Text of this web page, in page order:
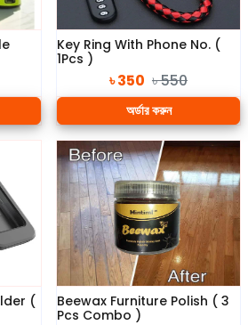
Key Ring With Phone No. (
1Pcs )
৳ 350 ৳ 550
অর্ডার করুন
(
Beewax Furniture Polish ( 3
Pcs Combo )